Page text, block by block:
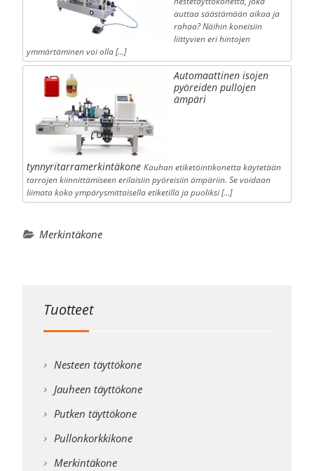
auttaa säästämään aikaa ja
rahaa? Näihin koneisiin
liittyvien eri hintojen
ymmärtäminen voi olla […]
Automaattinen isojen
pyöreiden pullojen
ämpäri
tynnyritarramerkintäkone Kauhan etiketöintikonetta käytetään
tarrojen kiinnittämiseen erilaisiin pyöreisiin ämpäriin. Se voidaan
liimata koko ympärysmittaisella etiketillä ja puoliksi […]
Merkintäkone
Tuotteet
Nesteen täyttökone
Jauheen täyttökone
Putken täyttökone
Pullonkorkkikone
Merkintäkone